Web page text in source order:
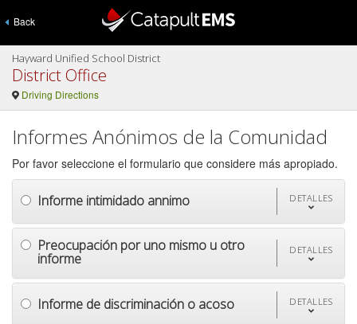
Back
Hayward Unified School District
District Office
Driving Directions
Informes Anónimos de la Comunidad
Por favor seleccione el formulario que considere más apropiado.
Informe intimidado annimo DETALLES
Preocupación por uno mismo u otro
informe
DETALLES
Informe de discriminación o acoso DETALLES